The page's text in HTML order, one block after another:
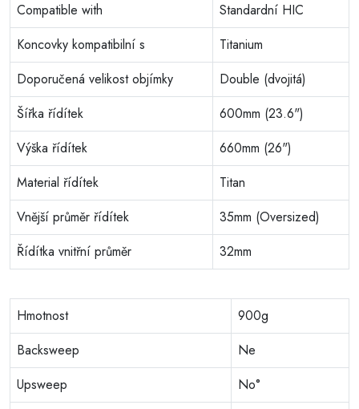
Compatible with
Standardní HIC
Koncovky kompatibilní s
Titanium
Doporučená velikost objímky
Double (dvojitá)
Šířka řídítek
600mm (23.6")
Výška řídítek
660mm (26")
Material řídítek
Titan
Vnější průměr řídítek
35mm (Oversized)
Řídítka vnitřní průměr
32mm
Hmotnost
900g
Backsweep
Ne
Upsweep
No°